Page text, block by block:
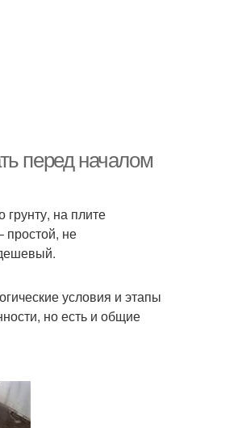
перед началом
на плите
простой, не
условия и этапы
но есть и общие